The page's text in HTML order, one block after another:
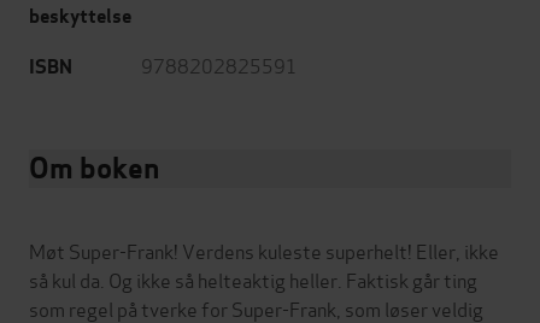
beskyttelse
ISBN 9788202825591
Om boken
Møt Super-Frank! Verdens kuleste superhelt! Eller, ikke
så kul da. Og ikke så helteaktig heller. Faktisk går ting
som regel på tverke for Super-Frank, som løser veldig